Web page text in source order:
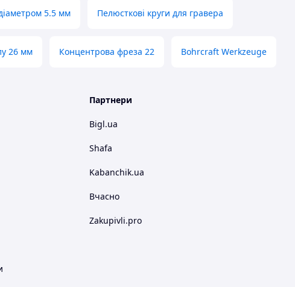
5.5 мм Пелюсткові круги для гравера
26 мм Концентрова фреза 22 Bohrcraft Werkzeuge
Партнери
Bigl.ua
Shafa
Kabanchik.ua
Вчасно
Zakupivli.pro